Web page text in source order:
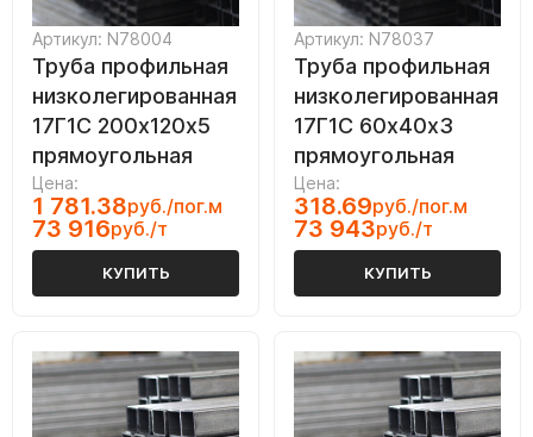
Артикул: N78004
Труба профильная
низколегированная
17Г1С 200х120х5
прямоугольная
Цена:
1 781.38руб./пог.м
73 916руб./т
КУПИТЬ
Артикул: N78037
Труба профильная
низколегированная
17Г1С 60х40х3
прямоугольная
Цена:
318.69руб./пог.м
73 943руб./т
КУПИТЬ